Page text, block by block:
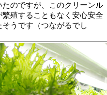
のですが、このクリーンル
殖することもなく安心安全
うです（つながるでし